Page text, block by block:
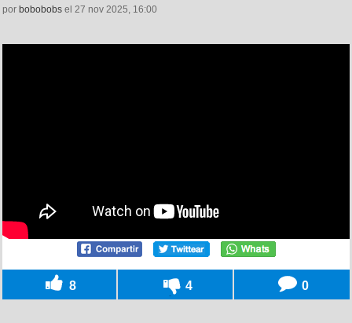
por bobobobs el 27 nov 2025, 16:00
8 4 0